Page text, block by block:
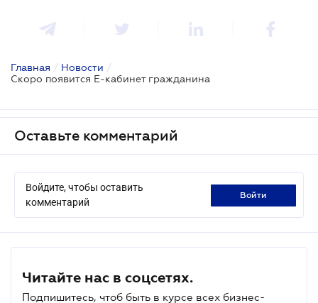
Главная / Новости /
Скоро появится Е-кабинет гражданина
Оставьте комментарий
Войдите, чтобы оставить
комментарий
войти
Читайте нас в соцсетях.
Подпишитесь, чтоб быть в курсе всех бизнес-